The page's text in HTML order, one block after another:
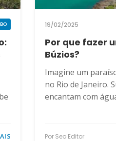
19/02/2025
Por que fazer
Búzios?
Imagine um
no Rio de Janeiro.
encantam com
Por Seo Editor